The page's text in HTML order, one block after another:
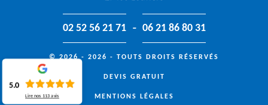
02 52 56 21 71 - 06 21 86 80 31
© 2026 - 2026 - TOUTS DROITS RÉSERVÉS
DEVIS GRATUIT
MENTIONS LÉGALES
5.0
Lire nos 113 avis